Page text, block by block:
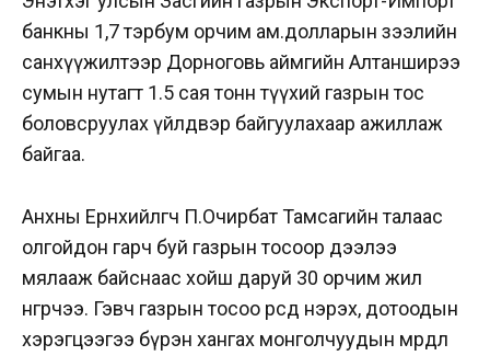
банкны 1,7 тэрбум орчим ам.долларын зээлийн
санхүүжилтээр Дорноговь аймгийн Алтанширээ
сумын нутагт 1.5 сая тонн түүхий газрын тос
боловсруулах үйлдвэр байгуулахаар ажиллаж
байгаа.
Анхны Ерөнхийлөгч П.Очирбат Тамсагийн талаас
олгойдон гарч буй газрын тосоор дээлээ
мялааж байснаас хойш даруй 30 орчим жил
өнгөрчээ. Гэвч газрын тосоо өөрсдөө нэрэх, дотоодын
хэрэгцээгээ бүрэн хангах монголчуудын мөрөөдөл